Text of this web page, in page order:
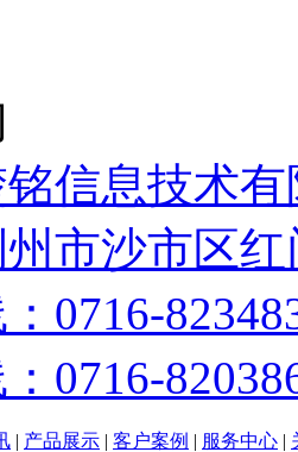
信息技术
市沙市区
0716-
0716-
| 产品展示 | 客户案例 | 服务中心 |